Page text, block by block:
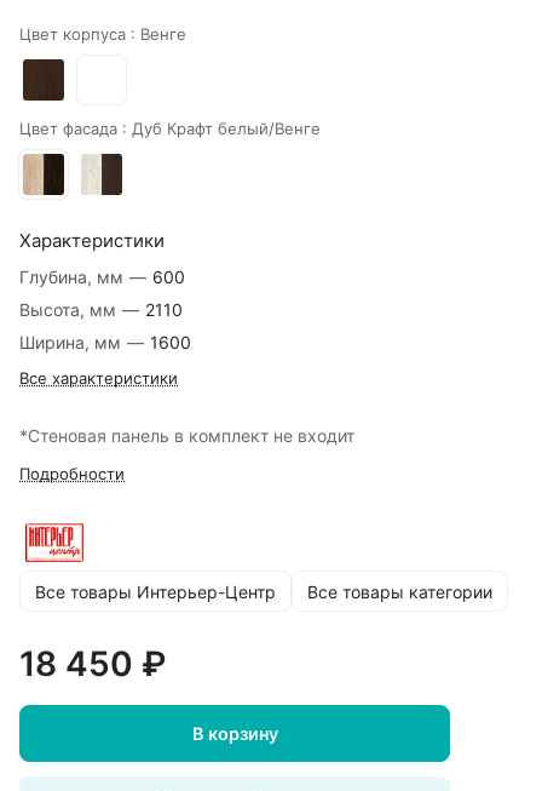
Цвет корпуса : Венге
Цвет фасада : Дуб Крафт белый/Венге
Характеристики
Глубина, мм — 600
Высота, мм — 2110
Ширина, мм — 1600
Все характеристики
*Стеновая панель в комплект не входит
Подробности
Все товары Интерьер-Центр Все товары категории
18 450 ₽
В корзину